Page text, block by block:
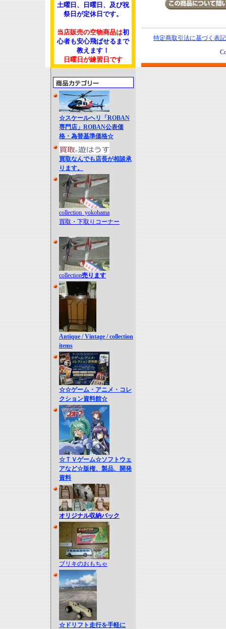
土曜日、日曜日、及び祝
祭日が定休日です。
当店販売の空物商品は初
心者も安心飛ばせるまで
教えます！
日曜日が練習日です
☆スケールヘリ「ROBAN
専門店」ROBAN公表価
格・為替基準価格☆
買取なんでも店長が相談承
ります。
collection_yokohama
買取・下取りコーナー
collection売ります
Antique / Vintage / collection
items
☆☆ゲーム・アニメ・コレ
クション資料館☆
☆ＴＶゲーム☆ソフトウェ
アなど☆版権、製品、開発
資料
オリジナル収納バック
ブリキのおもちゃ
☆ドリフト走行を手軽に
特定商取引法に基づく表記